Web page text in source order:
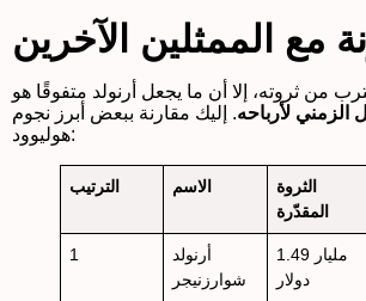
مع الممثلين الآخرين
من ثروته، إلا أن ما يجعل أرنولد متفوقًا هو
الزمني لأرباحه. إليك مقارنة ببعض أبرز نجوم
هوليوود:
الترتيب الاسم
الثروة
المقدّرة
1
أرنولد
شوارزنيجر
1.49 مليار
دولار